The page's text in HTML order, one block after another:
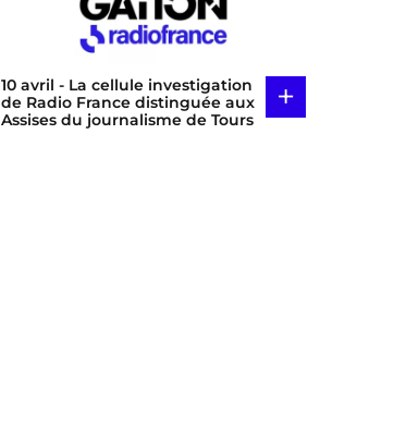
10 avril - La cellule investigation
de Radio France distinguée aux
Assises du journalisme de Tours
+